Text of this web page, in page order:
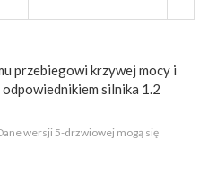
przebiegowi krzywej mocy i
silnika 1.2
wersji 5-drzwiowej mogą się